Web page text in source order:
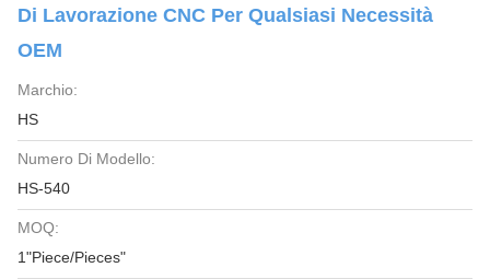
Di Lavorazione CNC Per Qualsiasi Necessità
OEM
Marchio:
HS
Numero Di Modello:
HS-540
MOQ:
1"Piece/Pieces"